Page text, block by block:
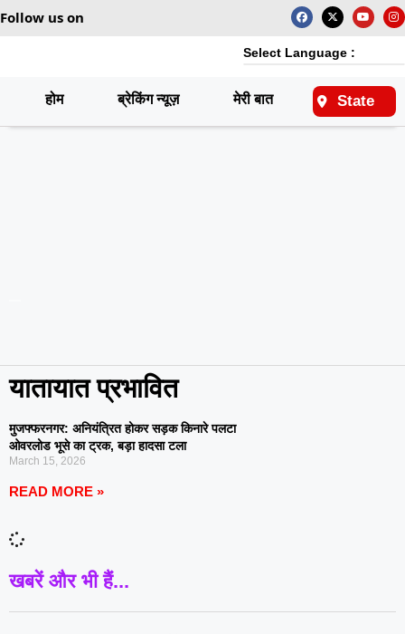
Follow us on
Select Language :
होम ब्रेकिंग न्यूज़ मेरी बात राष्ट्रीय
State
यातायात प्रभावित
मुजफ्फरनगर: अनियंत्रित होकर सड़क किनारे पलटा
ओवरलोड भूसे का ट्रक, बड़ा हादसा टला
March 15, 2026
READ MORE »
खबरें और भी हैं...